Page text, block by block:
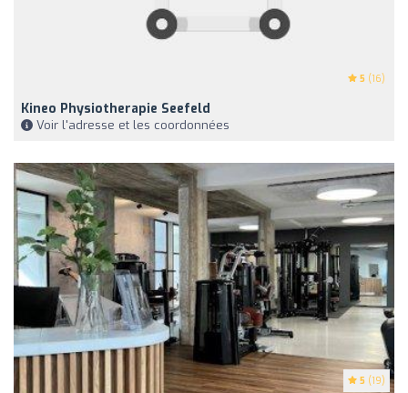
5 (16)
Kineo Physiotherapie Seefeld
Voir l'adresse et les coordonnées
5 (19)